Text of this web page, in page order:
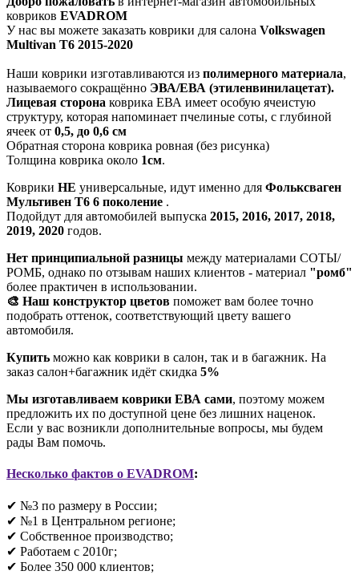
ковриков EVADROM
У нас вы можете заказать коврики для салона Volkswagen
Multivan T6 2015-2020
Наши коврики изготавливаются из полимерного материала,
называемого сокращённо ЭВА/ЕВА (этиленвинилацетат).
Лицевая сторона коврика ЕВА имеет особую ячеистую
структуру, которая напоминает пчелиные соты, с глубиной
ячеек от 0,5, до 0,6 см
Обратная сторона коврика ровная (без рисунка)
Толщина коврика около 1см.
Коврики НЕ универсальные, идут именно для Фольксваген
Мультивен Т6 6 поколение .
Подойдут для автомобилей выпуска 2015, 2016, 2017, 2018,
2019, 2020 годов.
Нет принципиальной разницы между материалами СОТЫ/
РОМБ, однако по отзывам наших клиентов - материал "ромб"
более практичен в использовании.
🎨 Наш конструктор цветов поможет вам более точно
подобрать оттенок, соответствующий цвету вашего
автомобиля.
Купить можно как коврики в салон, так и в багажник. На
заказ салон+багажник идёт скидка 5%
Мы изготавливаем коврики ЕВА сами, поэтому можем
предложить их по доступной цене без лишних наценок.
Если у вас возникли дополнительные вопросы, мы будем
рады Вам помочь.
Несколько фактов о EVADROM:
✔ №3 по размеру в России;
✔ №1 в Центральном регионе;
✔ Собственное производство;
✔ Работаем с 2010г;
✔ Более 350 000 клиентов;​